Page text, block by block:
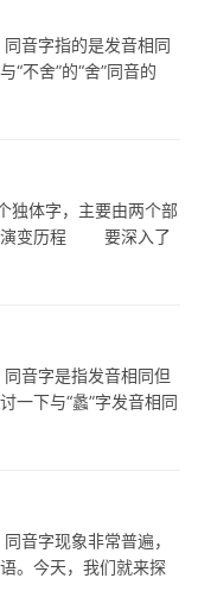
字指的是发音相同
“不舍”的“舍”同音的
体字，主要由两个部
演变历程 要深入了
字是指发音相同但
一下与“蠡”字发音相同
字现象非常普遍，
。今天，我们就来探